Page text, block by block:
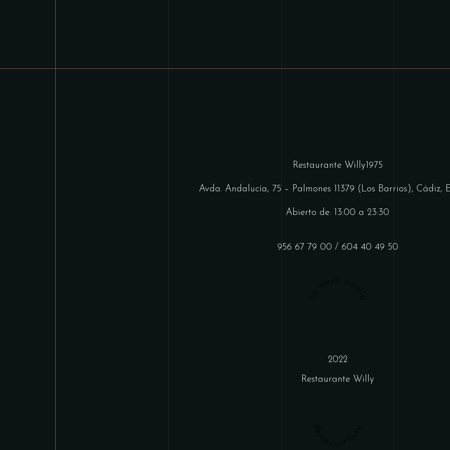
Restaurante Willy1975
Avda. Andalucía, 75 – Palmones 11379 (Los Barrios), Cádiz,
Abierto de: 13:00 a 23:30
956 67 79 00 / 604 40 49 50
2022
Restaurante Willy